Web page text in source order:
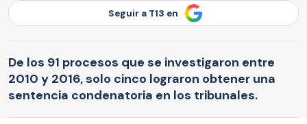
Seguir a T13 en
De los 91 procesos que se investigaron entre
2010 y 2016, solo cinco lograron obtener una
sentencia condenatoria en los tribunales.